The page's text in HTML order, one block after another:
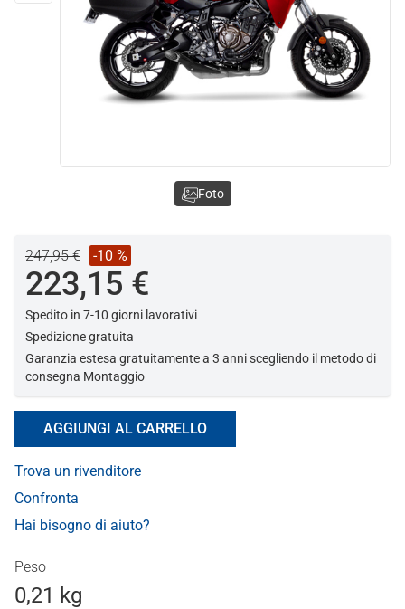
247,95 € -10 %
223,15 €
Spedito in 7-10 giorni lavorativi
Spedizione gratuita
Garanzia estesa gratuitamente a 3 anni scegliendo il metodo di
consegna Montaggio
AGGIUNGI AL CARRELLO
Trova un rivenditore
Confronta
Hai bisogno di aiuto?
Peso
0,21 kg
Foto